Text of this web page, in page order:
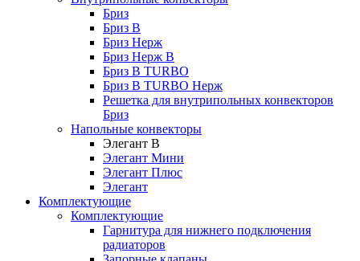
Бриз
Бриз В
Бриз Нерж
Бриз Нерж В
Бриз В TURBO
Бриз В TURBO Нерж
Решетка для внутрипольных конвекторов
Бриз
Напольные конвекторы
Элегант В
Элегант Мини
Элегант Плюс
Элегант
Комплектующие
Комплектующие
Гарнитура для нижнего подключения
радиаторов